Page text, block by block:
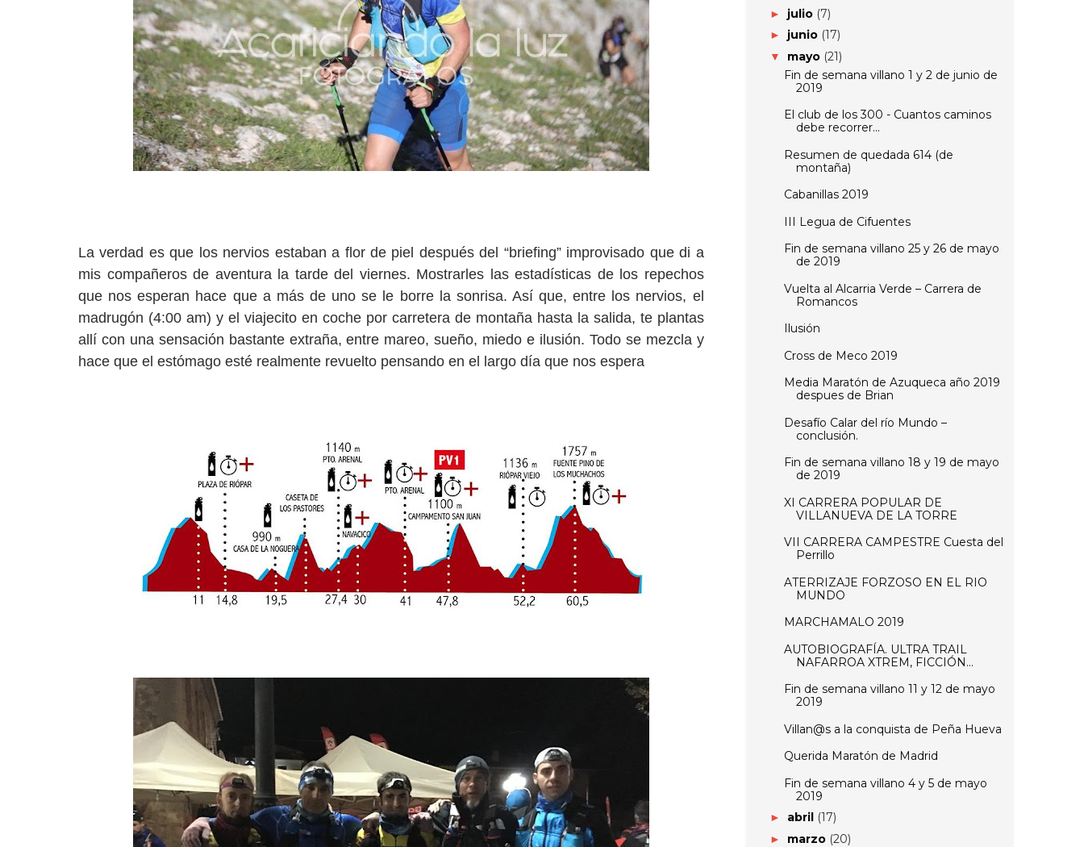
La verdad es que los nervios estaban a flor de piel después del “briefing” improvisado que di a
mis compañeros de aventura la tarde del viernes. Mostrarles las estadísticas de los repechos
que nos esperan hace que a más de uno se le borre la sonrisa. Así que, entre los nervios, el
madrugón (4:00 am) y el viajecito en coche por carretera de montaña hasta la salida, te plantas
allí con una sensación bastante extraña, entre mareo, sueño, miedo e ilusión. Todo se mezcla y
hace que el estómago esté realmente revuelto pensando en el largo día que nos espera
► julio (7)
► junio (17)
▼ mayo (21)
Fin de semana villano 1 y 2 de junio de
2019
El club de los 300 - Cuantos caminos
debe recorrer...
Resumen de quedada 614 (de
montaña)
Cabanillas 2019
III Legua de Cifuentes
Fin de semana villano 25 y 26 de mayo
de 2019
Vuelta al Alcarria Verde – Carrera de
Romancos
Ilusión
Cross de Meco 2019
Media Maratón de Azuqueca año 2019
despues de Brian
Desafío Calar del río Mundo –
conclusión.
Fin de semana villano 18 y 19 de mayo
de 2019
XI CARRERA POPULAR DE
VILLANUEVA DE LA TORRE
VII CARRERA CAMPESTRE Cuesta del
Perrillo
ATERRIZAJE FORZOSO EN EL RIO
MUNDO
MARCHAMALO 2019
AUTOBIOGRAFÍA. ULTRA TRAIL
NAFARROA XTREM, FICCIÓN...
Fin de semana villano 11 y 12 de mayo
2019
Villan@s a la conquista de Peña Hueva
Querida Maratón de Madrid
Fin de semana villano 4 y 5 de mayo
2019
► abril (17)
► marzo (20)